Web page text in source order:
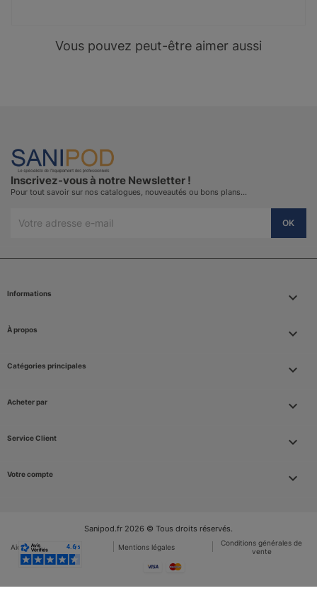
Vous pouvez peut-être aimer aussi
Inscrivez-vous à notre Newsletter !
Pour tout savoir sur nos catalogues, nouveautés ou bons plans…
Informations keyboard_arrow_down
À propos 
Catégories principales 
Acheter par 
Service Client 
Votre compte 
Sanipod.fr 2026 © Tous droits réservés.
Aide et FAQ Mentions légales
Conditions générales de
vente